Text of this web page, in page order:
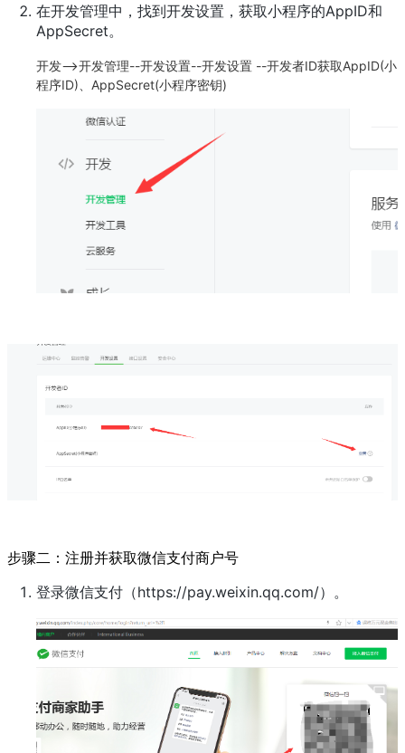
在开发管理中，找到开发设置，获取小程序的AppID和
AppSecret。
开发-->开发管理--开发设置--开发设置 --开发者ID获取AppID(小
程序ID)、AppSecret(小程序密钥)
步骤二：注册并获取微信支付商户号
登录微信支付（https://pay.weixin.qq.com/）。